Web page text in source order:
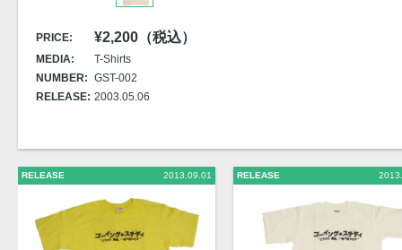
PRICE: ¥2,200（税込）
MEDIA:
T-Shirts
NUMBER: GST-002
RELEASE: 2003.05.06
RELEASE 2013.09.01 RELEASE